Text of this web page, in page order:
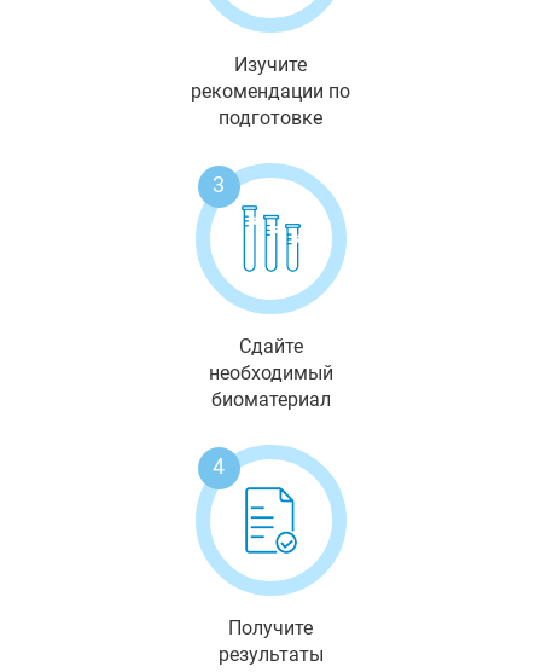
Изучите
рекомендации по
подготовке
3
Сдайте
необходимый
биоматериал
4
Получите
результаты